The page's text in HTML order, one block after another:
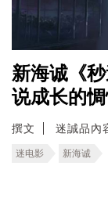
新海诚《
说成长的
撰文 迷誠品內
迷电影 新海诚